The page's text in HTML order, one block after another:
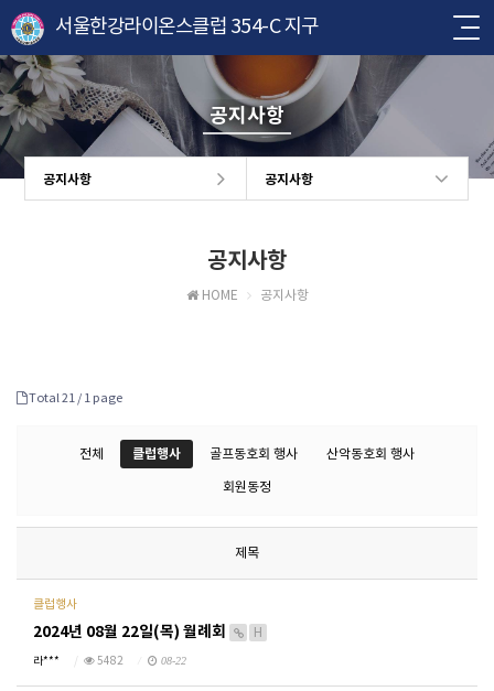
서울한강라이온스클럽 354-C 지구
공지사항
공지사항 공지사항
공지사항
HOME 공지사항
Total 21 / 1 page
전체 클럽행사 골프동호회 행사
산악동호회 행사
회원동정
제목
클럽행사
2024년 08월 22일(목) 월례회 H
라*** 5482 08-22